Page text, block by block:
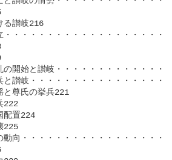
讃岐216
・・・・・・・・・・・・・・・・・・
開始と讃岐・・・・・・・・・・・・・
讃岐・・・・・・・・・・・・・・・・
氏の挙兵221
置224
向・・・・・・・・・・・・・・・・・